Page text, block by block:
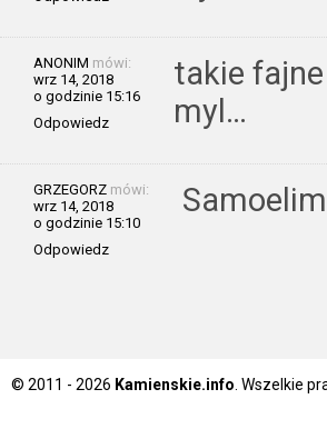
ANONIM mówi:
wrz 14, 2018
o godzinie 15:16
Odpowiedz
takie
myl…
GRZEGORZ mówi:
wrz 14, 2018
o godzinie 15:10
Odpowiedz
© 2011 - 2026 Kamienskie.info. Wszelkie